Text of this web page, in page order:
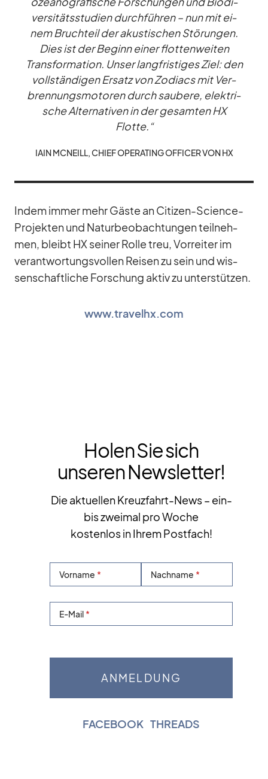
ver­si­täts­stu­dien durch­füh­ren – nun mit ei­
nem Bruch­teil der akus­ti­schen Stö­run­gen.
Dies ist der Be­ginn ei­ner flot­ten­wei­ten
Trans­for­ma­tion. Un­ser lang­fris­ti­ges Ziel: den
voll­stän­di­gen Er­satz von Zo­diacs mit Ver­
bren­nungs­mo­to­ren durch sau­bere, elek­tri­
sche Al­ter­na­ti­ven in der ge­sam­ten HX
Flotte.“
IAIN MCN­EILL, CHIEF OPE­RA­TING OF­FI­CER VON HX
In­dem im­mer mehr Gäste an Ci­ti­zen-Sci­ence-
Pro­jek­ten und Na­tur­be­ob­ach­tun­gen teil­neh­
men, bleibt HX sei­ner Rolle treu, Vor­rei­ter im
ver­ant­wor­tungs­vol­len Rei­sen zu sein und wis­
sen­schaft­li­che For­schung ak­tiv zu un­ter­stüt­zen.
www.travelhx.com
Holen Sie sich
unseren Newsletter!
Die aktuellen Kreuzfahrt-News – ein-
bis zweimal pro Woche
kostenlos in Ihrem Postfach!
Vorname Nachname
E-Mail
FACEBOOK THREADS